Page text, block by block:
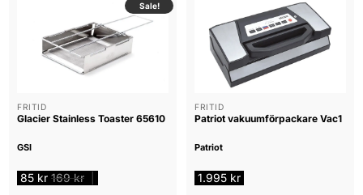
Sale!
FRITID
Glacier Stainless Toaster 65610
GSI
85 kr 169kr
FRITID
Patriot vakuumförpackare Vac1
Patriot
1.995 kr